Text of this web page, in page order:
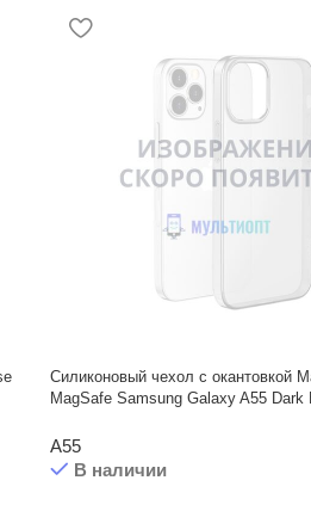
Силиконовый чехол с окантовкой
MagSafe Samsung Galaxy A55 Dark
A55
В наличии